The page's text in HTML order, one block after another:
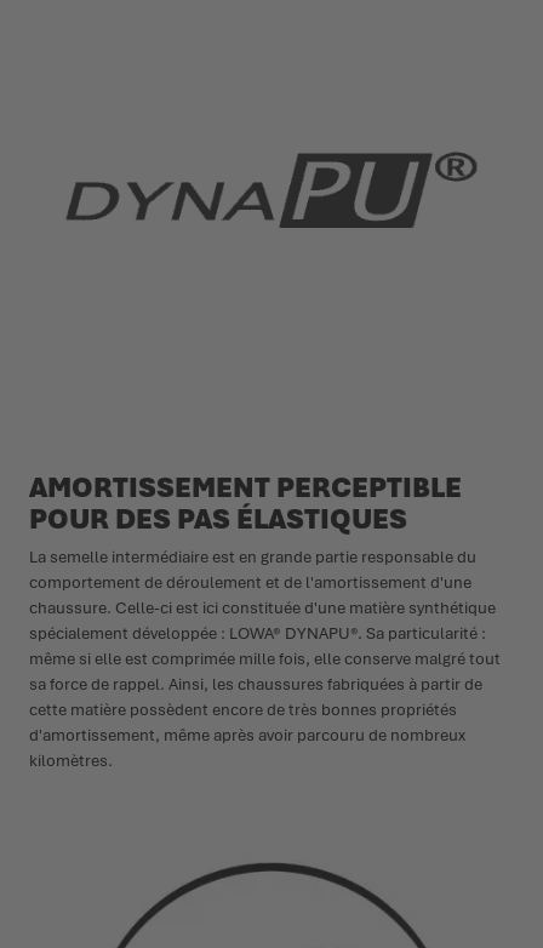
AMORTISSEMENT PERCEPTIBLE
POUR DES PAS ÉLASTIQUES
La semelle intermédiaire est en grande partie responsable du
comportement de déroulement et de l'amortissement d'une
chaussure. Celle-ci est ici constituée d'une matière synthétique
spécialement développée : LOWA® DYNAPU®. Sa particularité :
même si elle est comprimée mille fois, elle conserve malgré tout
sa force de rappel. Ainsi, les chaussures fabriquées à partir de
cette matière possèdent encore de très bonnes propriétés
d'amortissement, même après avoir parcouru de nombreux
kilomètres.